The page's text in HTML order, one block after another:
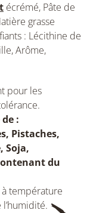
écrémé, Pâte de
grasse
: Lécithine de
Arôme,
pour les
:
Pistaches,
Soja,
du
à température